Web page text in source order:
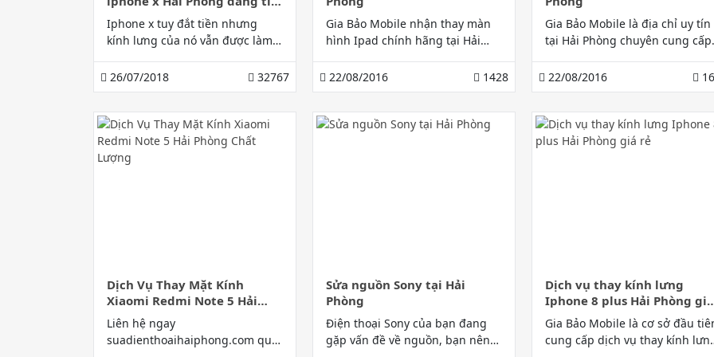
cậy nhất
Iphone x tuy đắt tiền nhưng
kính lưng của nó vẫn được làm
tin về các địa chỉ thay kính lưng
iphone x Hải Phòng đáng tin cậy
quan tâm.
26/07/2018 32767
Gia Bảo Mobile nhận thay màn
hình Ipad chính hãng tại Hải
thuật chuyên nghiệp cùng công
nghệ máy móc hiện đại chắc
Liên hệ 0972 010 788
22/08/2016 1428
Gia Bảo Mobile là địa chỉ uy tín
tại Hải Phòng chuyên cung cấp
chính hãng, liên hệ với chúng
tôi để được hưởng những dịch
22/08/2016
Dịch Vụ Thay Mặt Kính
Xiaomi Redmi Note 5 Hải
Phòng Chất Lượng
Liên hệ ngay
suadienthoaihaiphong.com quý
Sửa nguồn Sony tại Hải
Phòng
Điện thoại Sony của bạn đang
gặp vấn đề về nguồn, bạn nên
Dịch vụ thay kính lưng
Iphone 8 plus Hải Phòng giá
rẻ
Gia Bảo Mobile là cơ sở đầu
cung cấp dịch vụ thay kính